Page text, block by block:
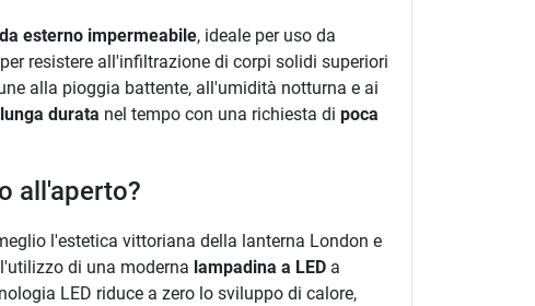
esterno impermeabile, ideale per uso da
resistere all'infiltrazione di corpi solidi superiori
alla pioggia battente, all'umidità notturna e ai
lunga durata nel tempo con una richiesta di poca
all'aperto?
l'estetica vittoriana della lanterna London e
di una moderna lampadina a LED a
LED riduce a zero lo sviluppo di calore,